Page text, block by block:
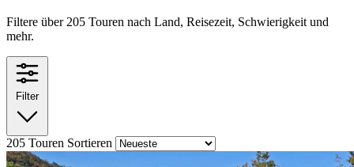
Filtere über 205 Touren nach Land, Reisezeit, Schwierigkeit und
mehr.
Filter
205 Touren Sortieren